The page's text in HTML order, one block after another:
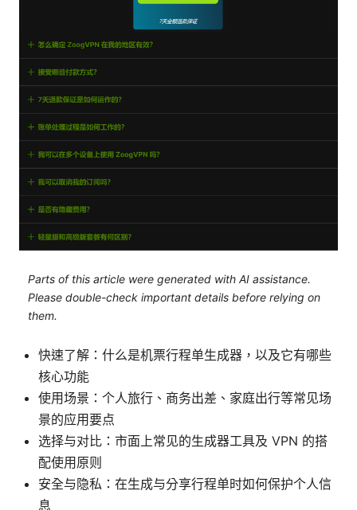
Parts of this article were generated with AI assistance.
Please double-check important details before relying on
them.
快速了解：什么是机票行程单生成器，以及它有哪些
核心功能
使用场景：个人旅行、商务出差、家庭出行等常见场
景的应用要点
选择与对比：市面上常见的生成器工具及 VPN 的搭
配使用原则
安全与隐私：在生成与分享行程单时如何保护个人信
息